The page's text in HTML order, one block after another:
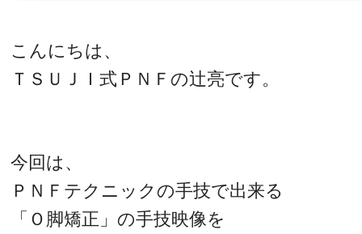
こんにちは、
ＴＳＵＪＩ式ＰＮＦの辻亮です。
今回は、
ＰＮＦテクニックの手技で出来る
「Ｏ脚矯正」の手技映像を